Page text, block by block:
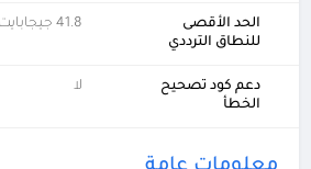
الحد الأقصى
للنطاق الترددي
41.8 جيجابايت في الثانية
دعم كود تصحيح
الخطأ
لا